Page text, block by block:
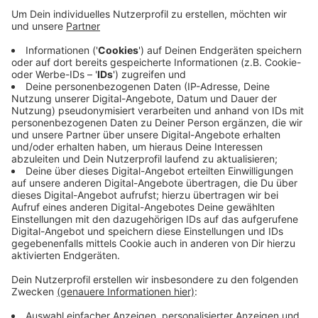
Vor allem Vorhaben in den Bereichen Inklusion,
Integration und Vielfalt sollen gefördert werden.
Insgesamt stehen dafür 10.000 Euro zur Verfügung.
Eine komplizierte Bewerbung ist nicht notwendig,
verspricht die Stadt - ein formloser Antrag per Mail
reicht. Der sollte aber eine kurze Beschreibung des
Projekts mit Kostenplan enthalten. Wer gefördert
wird, entscheidet die Stadt zusammen mit dem
Stadtsportbund Krefeld.
Anzeige